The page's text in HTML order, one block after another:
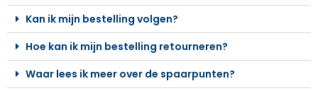
Kan ik mijn bestelling volgen?
Hoe kan ik mijn bestelling retourneren?
Waar lees ik meer over de spaarpunten?